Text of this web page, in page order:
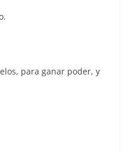
para ganar poder, y